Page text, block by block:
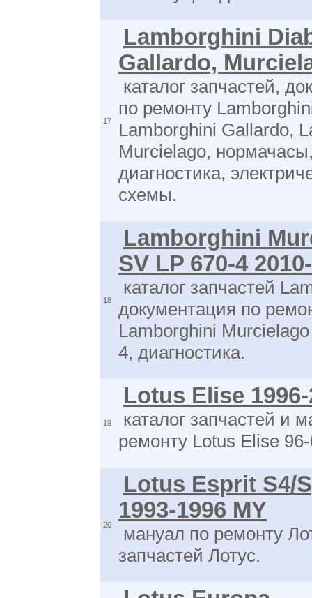
17
Lamborghini
Gallardo,
каталог запчастей,
по ремонту
Lamborghini Gallardo,
Murcielago,
диагностика,
схемы.
18
Lamborghini
SV LP 670-4
каталог запчастей
документация по
Lamborghini
4, диагностика.
19
Lotus Elise 1996-
каталог запчастей и
ремонту Lotus Elise
20
Lotus Esprit S4/
1993-1996 MY
мануал по ремонту
запчастей Лотус.